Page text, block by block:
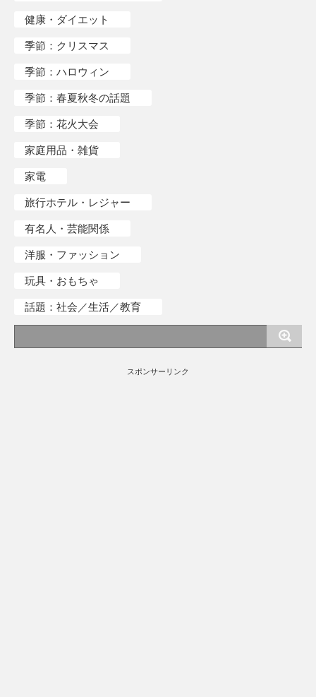
健康・ダイエット
季節：クリスマス
季節：ハロウィン
季節：春夏秋冬の話題
季節：花火大会
家庭用品・雑貨
家電
旅行ホテル・レジャー
有名人・芸能関係
洋服・ファッション
玩具・おもちゃ
話題：社会／生活／教育
スポンサーリンク